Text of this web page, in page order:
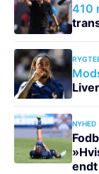
410
NYHED